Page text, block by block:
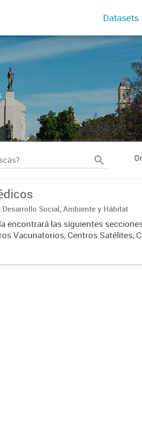
Datasets
Desarrollo Social, Ambiente y Hábitat
encontrará las siguientes
Vacunatorios, Centros Satélites,